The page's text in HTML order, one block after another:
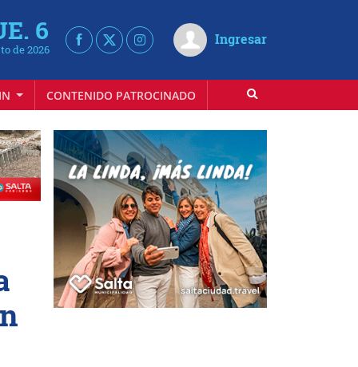
6
de 2026
Ingresar
CONTENIDO PATROCINADO